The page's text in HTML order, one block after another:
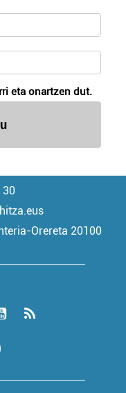
eta onartzen dut.
30
Orereta 20100